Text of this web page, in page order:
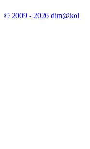
© 2009 - 2026 dim@kol